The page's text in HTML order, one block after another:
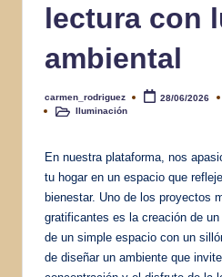
lectura con
ambiental
Publicado
por
carmen_rodriguez 28/06/2026
PublicadoIluminación
En nuestra plataforma, nos
tu hogar en un espacio que
bienestar. Uno de los proyectos
gratificantes es la creación de
de un simple espacio con un
de diseñar un ambiente que